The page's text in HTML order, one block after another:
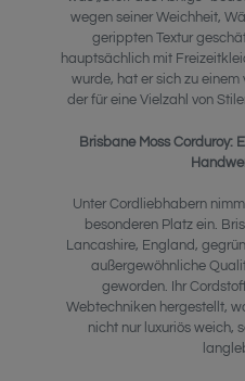
wegen seiner Weichheit,
gerippten Textur
hauptsächlich mit
wurde, hat er sich zu
der für eine Vielzahl von
Brisbane Moss Corduroy:
Unter Cordliebhabern
besonderen Platz ein.
Lancashire, England,
außergewöhnliche
geworden. Ihr
Webtechniken hergestellt,
nicht nur luxuriös weich,